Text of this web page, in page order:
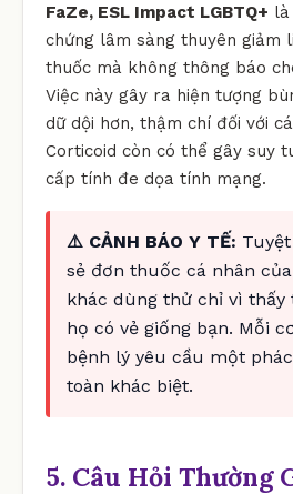
FaZe, ESL Impact LGBTQ+
chứng lâm sàng thuyên giảm
thuốc mà không thông báo
Việc này gây ra hiện tượng
dữ dội hơn, thậm chí đối với
Corticoid còn có thể gây suy
cấp tính đe dọa tính mạng.
⚠️ CẢNH BÁO Y TẾ:
sẻ đơn thuốc cá nhân
khác dùng thử chỉ vì thấy
họ có vẻ giống bạn. Mỗi
bệnh lý yêu cầu một
toàn khác biệt.
5. Câu Hỏi Thường